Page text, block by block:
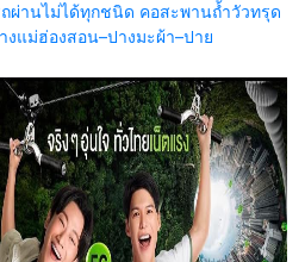
ผ่านไม่ได้ทุกชนิด คอสะพานถ้ำวัวทรุด
แม่ฮ่องสอน–ปางมะผ้า–ปาย